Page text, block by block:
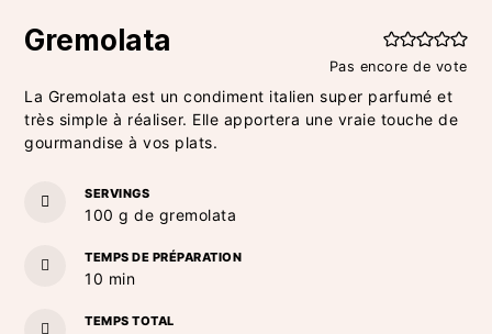
Pas encore de vote
Gremolata
La Gremolata est un condiment italien super parfumé et
très simple à réaliser. Elle apportera une vraie touche de
gourmandise à vos plats.
SERVINGS
100 g de gremolata
TEMPS DE PRÉPARATION
10 minutes
min
TEMPS TOTAL